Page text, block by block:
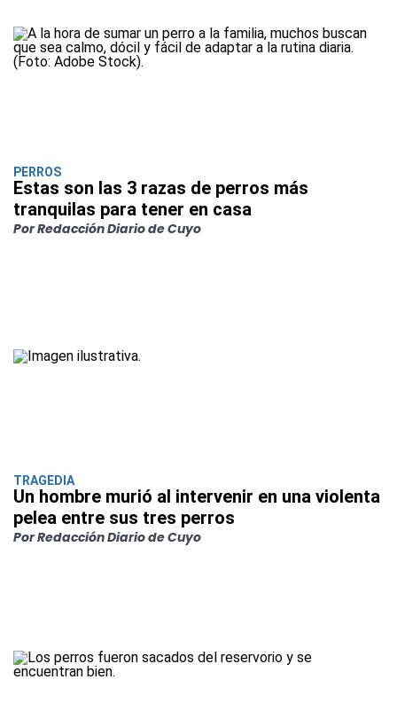
PERROS
Estas son las 3 razas de perros más
tranquilas para tener en casa
Por Redacción Diario de Cuyo
TRAGEDIA
Un hombre murió al intervenir en una violenta
pelea entre sus tres perros
Por Redacción Diario de Cuyo